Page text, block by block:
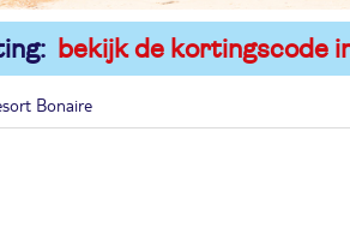
bekijk de kortingscode
Bonaire